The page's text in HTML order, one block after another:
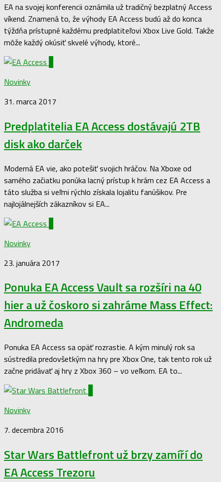
EA na svojej konferencii oznámila už tradičný bezplatný Access
víkend. Znamená to, že výhody EA Access budú až do konca
týždňa prístupné každému predplatiteľovi Xbox Live Gold. Takže
môže každý okúsiť skvelé výhody, ktoré...
Novinky
31. marca 2017
Predplatitelia EA Access dostávajú 2TB
disk ako darček
Moderná EA vie, ako potešiť svojich hráčov. Na Xboxe od
samého začiatku ponúka lacný prístup k hrám cez EA Access a
táto služba si veľmi rýchlo získala lojalitu fanúšikov. Pre
najlojálnejších zákazníkov si EA...
Novinky
23. januára 2017
Ponuka EA Access Vault sa rozšíri na 40
hier a už čoskoro si zahráme Mass Effect:
Andromeda
Ponuka EA Access sa opäť rozrastie. A kým minulý rok sa
sústredila predovšetkým na hry pre Xbox One, tak tento rok už
začne pridávať aj hry z Xbox 360 – vo veľkom. EA to...
Novinky
7. decembra 2016
Star Wars Battlefront už brzy zamíří do
EA Access Trezoru